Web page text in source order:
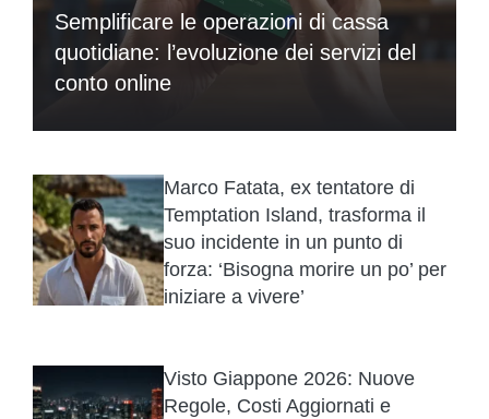
Semplificare le operazioni di cassa
quotidiane: l’evoluzione dei servizi del
conto online
Marco Fatata, ex tentatore di
Temptation Island, trasforma il
suo incidente in un punto di
forza: ‘Bisogna morire un po’ per
iniziare a vivere’
Visto Giappone 2026: Nuove
Regole, Costi Aggiornati e